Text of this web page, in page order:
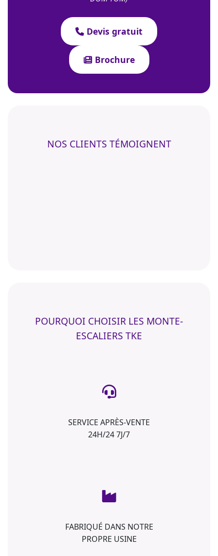
Devis gratuit
Brochure
NOS CLIENTS TÉMOIGNENT
POURQUOI CHOISIR LES MONTE-
ESCALIERS TKE
SERVICE APRÈS-VENTE
24H/24 7J/7
FABRIQUÉ DANS NOTRE
PROPRE USINE